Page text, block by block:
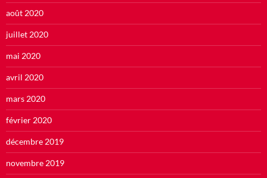
août 2020
juillet 2020
mai 2020
avril 2020
mars 2020
février 2020
décembre 2019
novembre 2019